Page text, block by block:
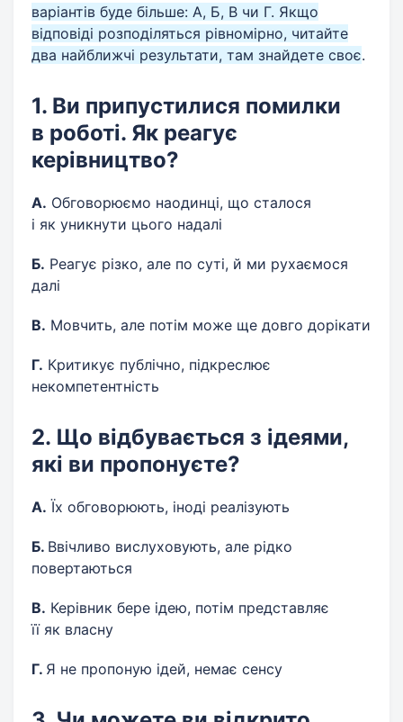
варіантів буде більше: А, Б, В чи Г. Якщо
відповіді розподіляться рівномірно, читайте
два найближчі результати, там знайдете своє.
1. Ви припустилися помилки
в роботі. Як реагує
керівництво?
А. Обговорюємо наодинці, що сталося
і як уникнути цього надалі
Б. Реагує різко, але по суті, й ми рухаємося
далі
В. Мовчить, але потім може ще довго дорікати
Г. Критикує публічно, підкреслює
некомпетентність
2. Що відбувається з ідеями,
які ви пропонуєте?
А. Їх обговорюють, іноді реалізують
Б. Ввічливо вислуховують, але рідко
повертаються
В. Керівник бере ідею, потім представляє
її як власну
Г. Я не пропоную ідей, немає сенсу